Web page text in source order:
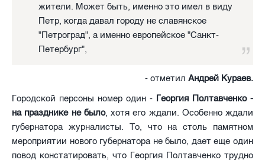
жители. Может быть, именно это имел в виду
Петр, когда давал городу не славянское
"Петроград", а именно европейское "Санкт-
Петербург",
- отметил Андрей Кураев.
Городской персоны номер один - Георгия Полтавченко -
на празднике не было, хотя его ждали. Особенно ждали
губернатора журналисты. То, что на столь памятном
мероприятии нового губернатора не было, дает еще один
повод констатировать, что Георгия Полтавченко трудно